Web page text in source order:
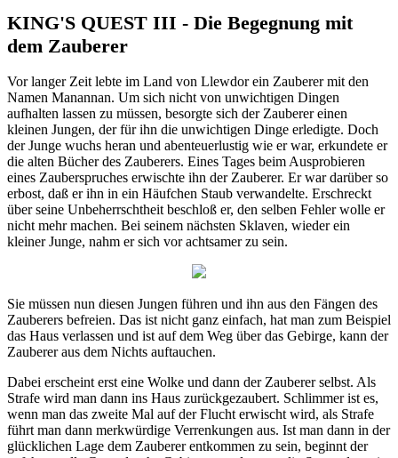
KING'S QUEST III - Die Begegnung mit
dem Zauberer
Vor langer Zeit lebte im Land von Llewdor ein Zauberer mit den
Namen Manannan. Um sich nicht von unwichtigen Dingen
aufhalten lassen zu müssen, besorgte sich der Zauberer einen
kleinen Jungen, der für ihn die unwichtigen Dinge erledigte. Doch
der Junge wuchs heran und abenteuerlustig wie er war, erkundete er
die alten Bücher des Zauberers. Eines Tages beim Ausprobieren
eines Zauberspruches erwischte ihn der Zauberer. Er war darüber so
erbost, daß er ihn in ein Häufchen Staub verwandelte. Erschreckt
über seine Unbeherrschtheit beschloß er, den selben Fehler wolle er
nicht mehr machen. Bei seinem nächsten Sklaven, wieder ein
kleiner Junge, nahm er sich vor achtsamer zu sein.
Sie müssen nun diesen Jungen führen und ihn aus den Fängen des
Zauberers befreien. Das ist nicht ganz einfach, hat man zum Beispiel
das Haus verlassen und ist auf dem Weg über das Gebirge, kann der
Zauberer aus dem Nichts auftauchen.
Dabei erscheint erst eine Wolke und dann der Zauberer selbst. Als
Strafe wird man dann ins Haus zurückgezaubert. Schlimmer ist es,
wenn man das zweite Mal auf der Flucht erwischt wird, als Strafe
führt man dann merkwürdige Verrenkungen aus. Ist man dann in der
glücklichen Lage dem Zauberer entkommen zu sein, beginnt der